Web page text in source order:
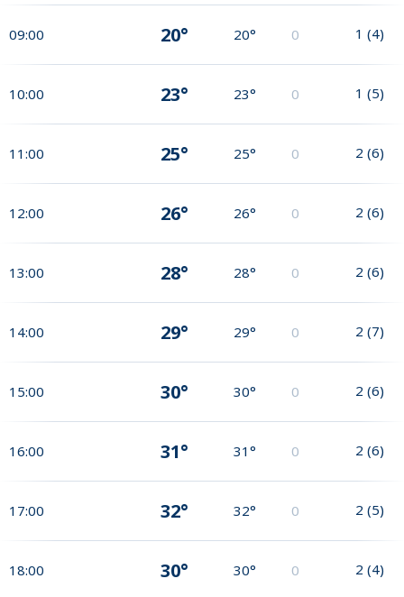
09:00 20° 20° 0 1 (4)
10:00 23° 23° 0 1 (5)
11:00 25° 25° 0 2 (6)
12:00 26° 26° 0 2 (6)
13:00 28° 28° 0 2 (6)
14:00 29° 29° 0 2 (7)
15:00 30° 30° 0 2 (6)
16:00 31° 31° 0 2 (6)
17:00 32° 32° 0 2 (5)
18:00 30° 30° 0 2 (4)